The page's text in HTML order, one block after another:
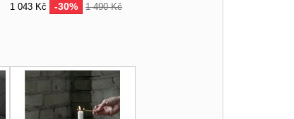
1 043 Kč -30% 1 490 Kč